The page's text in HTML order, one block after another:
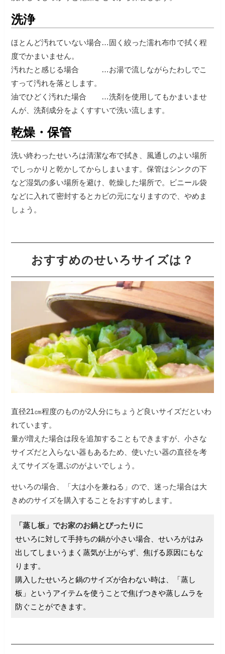
洗浄
ほとんど汚れていない場合…固く絞った濡れ布巾で拭く程
度でかまいません。
汚れたと感じる場合 …お湯で流しながらたわしでこ
すって汚れを落とします。
油でひどく汚れた場合 …洗剤を使用してもかまいませ
んが、洗剤成分をよくすすいで洗い流します。
乾燥・保管
洗い終わったせいろは清潔な布で拭き、風通しのよい場所
でしっかりと乾かしてからしまいます。保管はシンクの下
など湿気の多い場所を避け、乾燥した場所で。ビニール袋
などに入れて密封するとカビの元になりますので、やめま
しょう。
おすすめのせいろサイズは？
直径21㎝程度のものが2人分にちょうど良いサイズだといわ
れています。
量が増えた場合は段を追加することもできますが、小さな
サイズだと入らない器もあるため、使いたい器の直径を考
えてサイズを選ぶのがよいでしょう。
せいろの場合、「大は小を兼ねる」ので、迷った場合は大
きめのサイズを購入することをおすすめします。
「蒸し板」でお家のお鍋とぴったりに
せいろに対して手持ちの鍋が小さい場合、せいろがはみ
出してしまいうまく蒸気が上がらず、焦げる原因にもな
ります。
購入したせいろと鍋のサイズが合わない時は、「蒸し
板」というアイテムを使うことで焦げつきや蒸しムラを
防ぐことができます。